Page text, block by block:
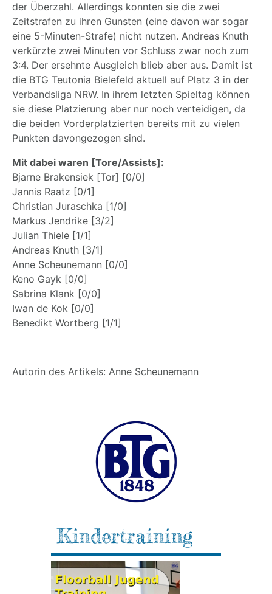
der Überzahl. Allerdings konnten sie die zwei
Zeitstrafen zu ihren Gunsten (eine davon war sogar
eine 5-Minuten-Strafe) nicht nutzen. Andreas Knuth
verkürzte zwei Minuten vor Schluss zwar noch zum
3:4. Der ersehnte Ausgleich blieb aber aus. Damit ist
die BTG Teutonia Bielefeld aktuell auf Platz 3 in der
Verbandsliga NRW. In ihrem letzten Spieltag können
sie diese Platzierung aber nur noch verteidigen, da
die beiden Vorderplatzierten bereits mit zu vielen
Punkten davongezogen sind.
Mit dabei waren [Tore/Assists]:
Bjarne Brakensiek [Tor] [0/0]
Jannis Raatz [0/1]
Christian Juraschka [1/0]
Markus Jendrike [3/2]
Julian Thiele [1/1]
Andreas Knuth [3/1]
Anne Scheunemann [0/0]
Keno Gayk [0/0]
Sabrina Klank [0/0]
Iwan de Kok [0/0]
Benedikt Wortberg [1/1]
Autorin des Artikels: Anne Scheunemann
Kindertraining